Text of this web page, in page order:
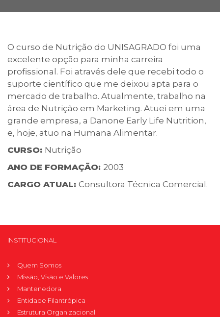
Biblioteca
Calendário acadêmico
Internacionalização
UATI
O curso de Nutrição do UNISAGRADO foi uma
excelente opção para minha carreira
profissional. Foi através dele que recebi todo o
suporte científico que me deixou apta para o
mercado de trabalho. Atualmente, trabalho na
área de Nutrição em Marketing. Atuei em uma
grande empresa, a Danone Early Life Nutrition,
e, hoje, atuo na Humana Alimentar.
CURSO: Nutrição
ANO DE FORMAÇÃO: 2003
CARGO ATUAL: Consultora Técnica Comercial.
INSTITUCIONAL
Quem Somos
Missão, Visão e Valores
Mantenedora
Entidade Filantrópica
Estrutura Organizacional